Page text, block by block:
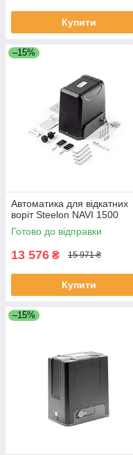
Купити
–15%
Автоматика для відкатних
воріт Steelon NAVI 1500
Готово до відправки
13 576 ₴ 15 971 ₴
Купити
–15%